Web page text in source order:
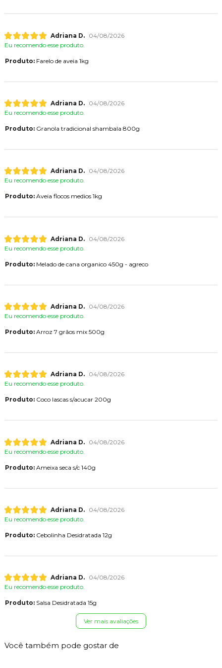
Adriana D.
04/08/2026
Eu recomendo esse produto.
Produto:Farelo de aveia 1kg
Adriana D.
04/08/2026
Eu recomendo esse produto.
Produto:Granola tradicional shambala 800g
Adriana D.
04/08/2026
Eu recomendo esse produto.
Produto:Aveia flocos medios 1kg
Adriana D.
04/08/2026
Eu recomendo esse produto.
Produto:Melado de cana organico 450g - agreco
Adriana D.
04/08/2026
Eu recomendo esse produto.
Produto:Arroz 7 grãos mix 500g
Adriana D.
04/08/2026
Eu recomendo esse produto.
Produto:Coco lascas s/acucar 200g
Adriana D.
04/08/2026
Eu recomendo esse produto.
Produto:Ameixa seca s/c 140g
Adriana D.
04/08/2026
Eu recomendo esse produto.
Produto:Cebolinha Desidratada 12g
Adriana D.
04/08/2026
Eu recomendo esse produto.
Produto:Salsa Desidratada 15g
Ver mais avaliações
Você também pode gostar de